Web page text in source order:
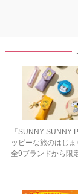
「SUNNY SUNNY
ッピーな旅のはじ
全9ブランドから限